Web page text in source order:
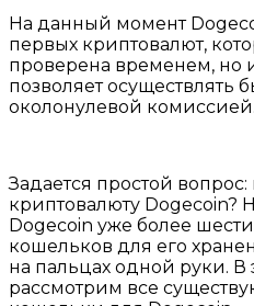
На данный момент
первых криптовалют,
проверена временем, но
позволяет осуществлять
околонулевой комиссией.
Задается простой вопрос:
криптовалюту Dogecoin?
Dogecoin уже более
кошельков для его
на пальцах одной руки. В
рассмотрим все